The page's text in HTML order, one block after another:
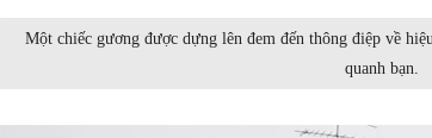
Một chiếc gương được dựng lên đem đến thông điệp về
quanh bạn.